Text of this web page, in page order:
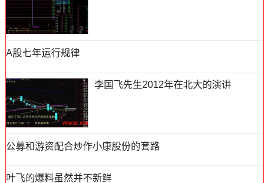
A股七年运行规律
李国飞先生2012年在北大的演讲
公募和游资配合炒作小康股份的套路
叶飞的爆料虽然并不新鲜